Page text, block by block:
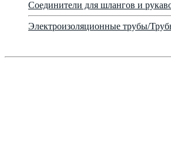
Соединители для шлангов и
Электроизоляционные трубы/